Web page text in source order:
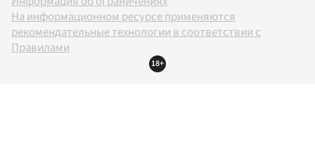
На информационном ресурсе применяются
рекомендательные технологии в соответствии с
Правилами
18+